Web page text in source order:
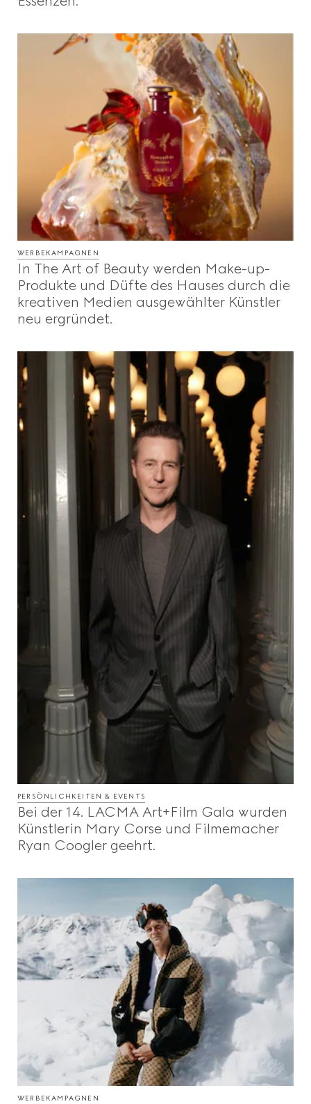
WERBEKAMPAGNEN
In The Art of Beauty werden Make-up-
Produkte und Düfte des Hauses durch die
kreativen Medien ausgewählter Künstler
neu ergründet.
PERSÖNLICHKEITEN & EVENTS
Bei der 14. LACMA Art+Film Gala wurden
Künstlerin Mary Corse und Filmemacher
Ryan Coogler geehrt.
WERBEKAMPAGNEN